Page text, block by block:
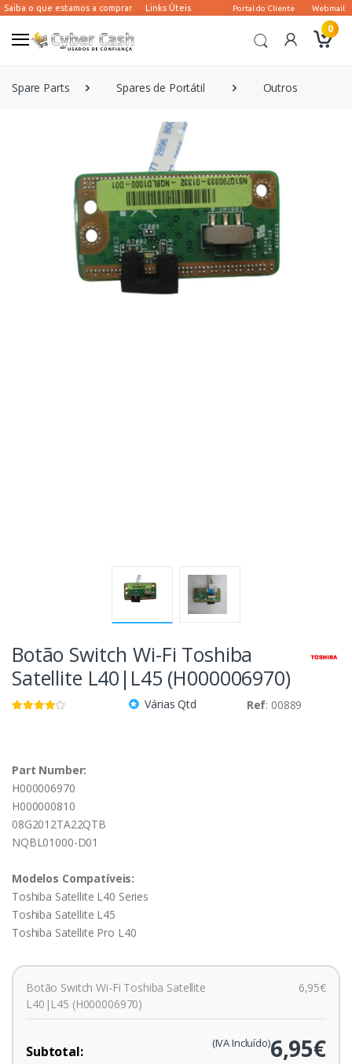
0
Spare Parts Spares de Portátil Outros
Botão Switch Wi-Fi Toshiba
Satellite L40|L45 (H000006970)
Várias Qtd Ref: 00889
Part Number:
H000006970
H000000810
08G2012TA22QTB
NQBL01000-D01
Modelos Compatíveis:
Toshiba Satellite L40 Series
Toshiba Satellite L45
Toshiba Satellite Pro L40
Botão Switch Wi-Fi Toshiba Satellite
L40|L45 (H000006970)
6,95€
Subtotal: 6,95€
(IVA Incluído)